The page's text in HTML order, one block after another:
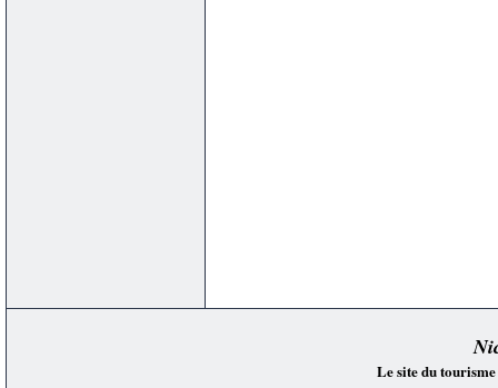
Le site du